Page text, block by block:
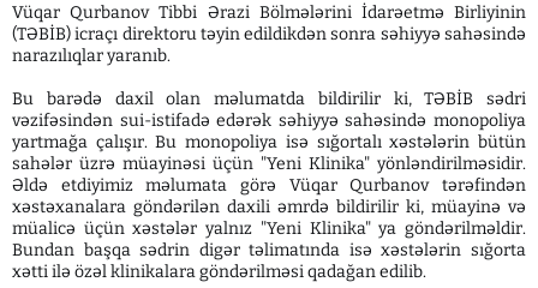
Vüqar Qurbanov Tibbi Ərazi Bölmələrini İdarəetmə Birliyinin
(TƏBİB) icraçı direktoru təyin edildikdən sonra səhiyyə sahəsində
narazılıqlar yaranıb.
Bu barədə daxil olan məlumatda bildirilir ki, TƏBİB sədri
vəzifəsindən sui-istifadə edərək səhiyyə sahəsində monopoliya
yartmağa çalışır. Bu monopoliya isə sığortalı xəstələrin bütün
sahələr üzrə müayinəsi üçün "Yeni Klinika" yönləndirilməsidir.
Əldə etdiyimiz məlumata görə Vüqar Qurbanov tərəfindən
xəstəxanalara göndərilən daxili əmrdə bildirilir ki, müayinə və
müalicə üçün xəstələr yalnız "Yeni Klinika" ya göndərilməldir.
Bundan başqa sədrin digər təlimatında isə xəstələrin sığorta
xətti ilə özəl klinikalara göndərilməsi qadağan edilib.